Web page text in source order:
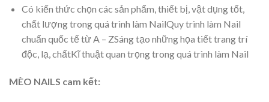
Có kiến thức chọn các sản phẩm, thiết bị, vật dụng tốt,
chất lượng trong quá trình làm NailQuy trình làm Nail
chuẩn quốc tế từ A – ZSáng tạo những họa tiết trang trí
độc, lạ, chấtKĩ thuật quan trọng trong quá trình làm Nail
MÈO NAILS cam kết: